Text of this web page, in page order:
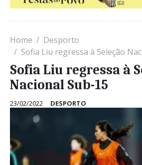
Home
Desporto
Sofia Liu regressa à Seleção
Sofia Liu regressa à
Nacional Sub-15
23/02/2022 DESPORTO